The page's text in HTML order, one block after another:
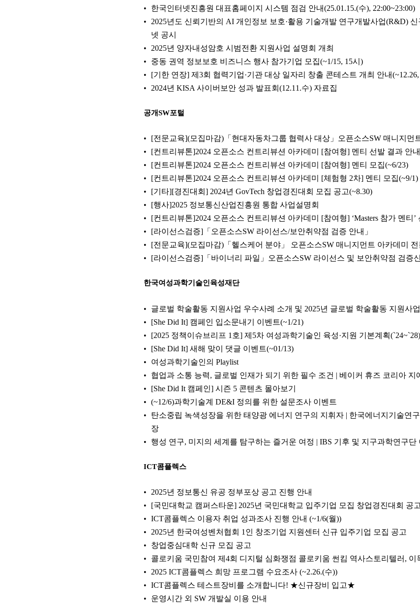
한국인터넷진흥원 대표홈페이지 시스템 점검 안내(25.01.15.(수), 22:00~23:00)
2025년도 신뢰기반의 AI 개인정보 보호·활용 기술개발 연구개발사업(R&D)
넷 공시
2025년 양자내성암호 시범전환 지원사업 설명회 개최
중동 권역 정보보호 비즈니스 행사 참가기업 모집(~1/15, 15시)
[기한 연장] 제3회 협력기업·기관 대상 일자리 창출 콘테스트 개최 안내
2024년 KISA 사이버보안 성과 발표회(12.11.수) 자료집
공개SW포털
[전문교육](모집마감)「현대자동차그룹 협력사 대상」오픈소스SW 매니지먼
[컨트리뷰톤]2024 오픈소스 컨트리뷰션 아카데미 [참여형] 멘티 선발 결과 안내
[컨트리뷰톤]2024 오픈소스 컨트리뷰션 아카데미 [참여형] 멘티 모집(~6/23)
[컨트리뷰톤]2024 오픈소스 컨트리뷰션 아카데미 [체험형 2차] 멘티 모집(~9/1)
[기타][경진대회] 2024년 GovTech 창업경진대회 모집 공고(~8.30)
[행사]2025 정보통신산업진흥원 통합 사업설명회
[컨트리뷰톤]2024 오픈소스 컨트리뷰션 아카데미 [참여형] ‘Masters 참가 멘티’
[라이선스검증]「오픈소스SW 라이선스/보안취약점 검증 안내」
[전문교육](모집마감)「헬스케어 분야」 오픈소스SW 매니지먼트 아카데미
[라이선스검증]「바이너리 파일」오픈소스SW 라이선스 및 보안취약점 검증
한국여성과학기술인육성재단
글로벌 학술활동 지원사업 우수사례 소개 및 2025년 글로벌 학술활동 지원사
[She Did It] 캠페인 입소문내기 이벤트(~1/21)
[2025 정책이슈브리프 1호] 제5차 여성과학기술인 육성·지원 기본계획
[She Did It] 새해 맞이 댓글 이벤트(~01/13)
여성과학기술인의 Playlist
협업과 소통 능력, 글로벌 인재가 되기 위한 필수 조건 | 베이커 휴즈 코리아 지
[She Did It 캠페인] 시즌 5 콘텐츠 몰아보기
(~12/6)과학기술계 DE&I 정의를 위한 설문조사 이벤트
탄소중립 녹색성장을 위한 태양광 에너지 연구의 지휘자 | 한국에너지기술연
장
행성 연구, 미지의 세계를 탐구하는 즐거운 여정 | IBS 기후 및 지구과학연구단
ICT콤플렉스
2025년 정보통신 유공 정부포상 공고 진행 안내
[국민대학교 캠퍼스타운] 2025년 국민대학교 입주기업 모집 창업경진대회 공고
ICT콤플렉스 이용자 취업 성과조사 진행 안내 (~1/6(월))
2025년 한국여성벤처협회 1인 창조기업 지원센터 신규 입주기업 모집 공고
창업중심대학 신규 모집 공고
콜로키움 국민참여 제4회 디지털 심화쟁점 콜로키움 썬킴 역사스토리텔러, 이
2025 ICT콤플렉스 희망 프로그램 수요조사 (~2.26.(수))
ICT콤플렉스 테스트장비를 소개합니다! ★신규장비 입고★
운영시간 외 SW 개발실 이용 안내